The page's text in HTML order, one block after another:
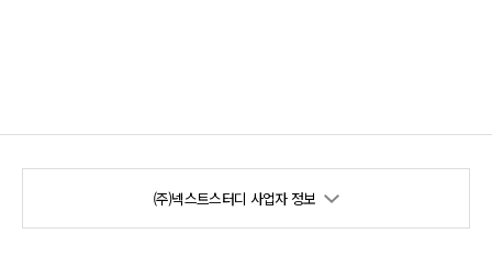
(주)넥스트스터디 사업자 정보